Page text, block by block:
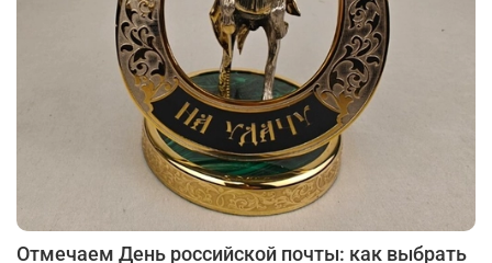
Отмечаем День российской почты: как выбрать